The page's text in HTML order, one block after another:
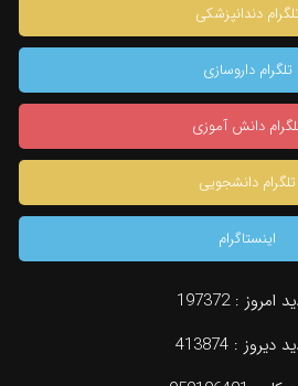
تلگرام دندانپزشکی
تلگرام داروسازی
دانش آموزی
تلگرام دانشجویی
اینستاگرام
امروز :197372
دیروز : 413874